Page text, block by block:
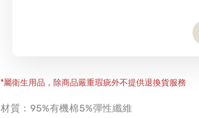
*屬衛生用品，除商品嚴重瑕疵外不提供退換貨服務
材質：95%有機棉5%彈性纖維